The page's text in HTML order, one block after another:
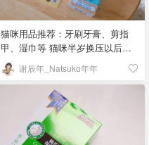
猫咪用品推荐：牙刷牙膏、剪指
甲、湿巾等 猫咪半岁换压以后就
要开始给猫咪刷牙啦！不然猫咪
有口腔问题后洗牙、看医生，绝
对比我们人类看病还要贵(Ｔ▽Ｔ)
推荐Virbac这个牌子的牙膏有好多
种味道，猫挤不太会抵触；牙刷
可能次要多尝试几种，看看你家
谢辰年_Natsuko年年